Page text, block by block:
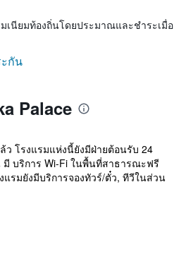
เนียมท้องถิ่นโดยประมาณและชำระเมื่อ
กัน
Palace
ว โรงแรมแห่งนี้ยังมีฝ่ายต้อนรับ 24
บริการ Wi-Fi ในพื้นที่สาธารณะฟรี
รมยังมีบริการจองทัวร์/ตั๋ว, ทีวีในส่วน